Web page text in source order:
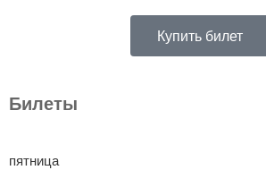
Купить билет
Билеты
пятница